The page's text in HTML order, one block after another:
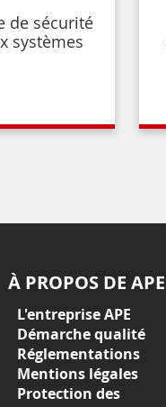
de sécurité
systèmes
ou aux
derniers.
À PROPOS DE APE
L'entreprise APE
Démarche qualité
Réglementations
Mentions légales
Protection des